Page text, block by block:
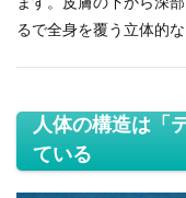
るで全身を覆う立体的
人体の構造は「
ている